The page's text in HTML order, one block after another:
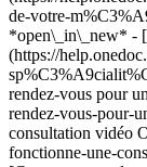
de-votre-
*open\_in\_new* -
(https://
rendez-vous pour
rendez-vous-pour-
consultation vidéo
fonctionne-une-